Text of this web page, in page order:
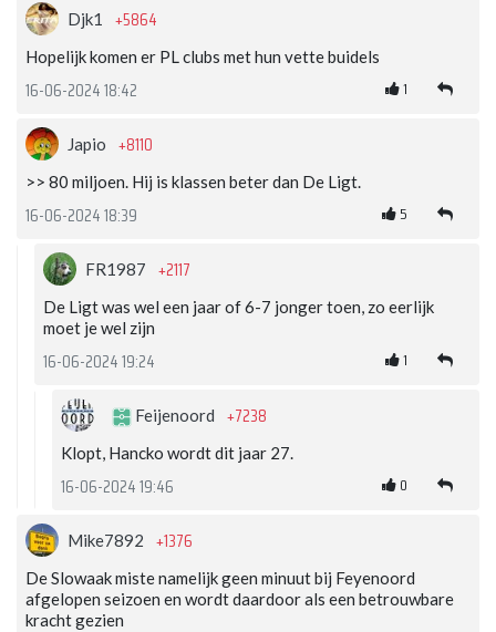
Djk1 +5864
Hopelijk komen er PL clubs met hun vette buidels
16-06-2024 18:42 1
Japio +8110
>> 80 miljoen. Hij is klassen beter dan De Ligt.
16-06-2024 18:39 5
FR1987 +2117
De Ligt was wel een jaar of 6-7 jonger toen, zo eerlijk
moet je wel zijn
16-06-2024 19:24 1
Feijenoord +7238
Klopt, Hancko wordt dit jaar 27.
16-06-2024 19:46 0
Mike7892 +1376
De Slowaak miste namelijk geen minuut bij Feyenoord
afgelopen seizoen en wordt daardoor als een betrouwbare
kracht gezien